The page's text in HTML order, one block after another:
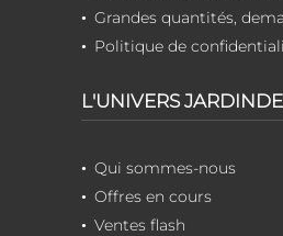
Grandes quantités,
Politique de
L'UNIVERS
Qui sommes-nous
Offres en cours
Ventes flash